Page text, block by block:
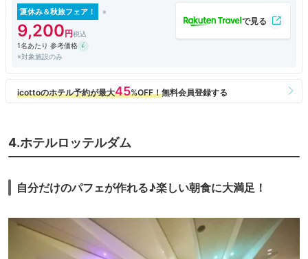
夏休み＆秋旅フェア！
9,200
1名あたり 参考価格
※対象施設のみ
4.ホテルロッテルダム
自分だけのパフェが作れる♪楽しい朝食に大満足！